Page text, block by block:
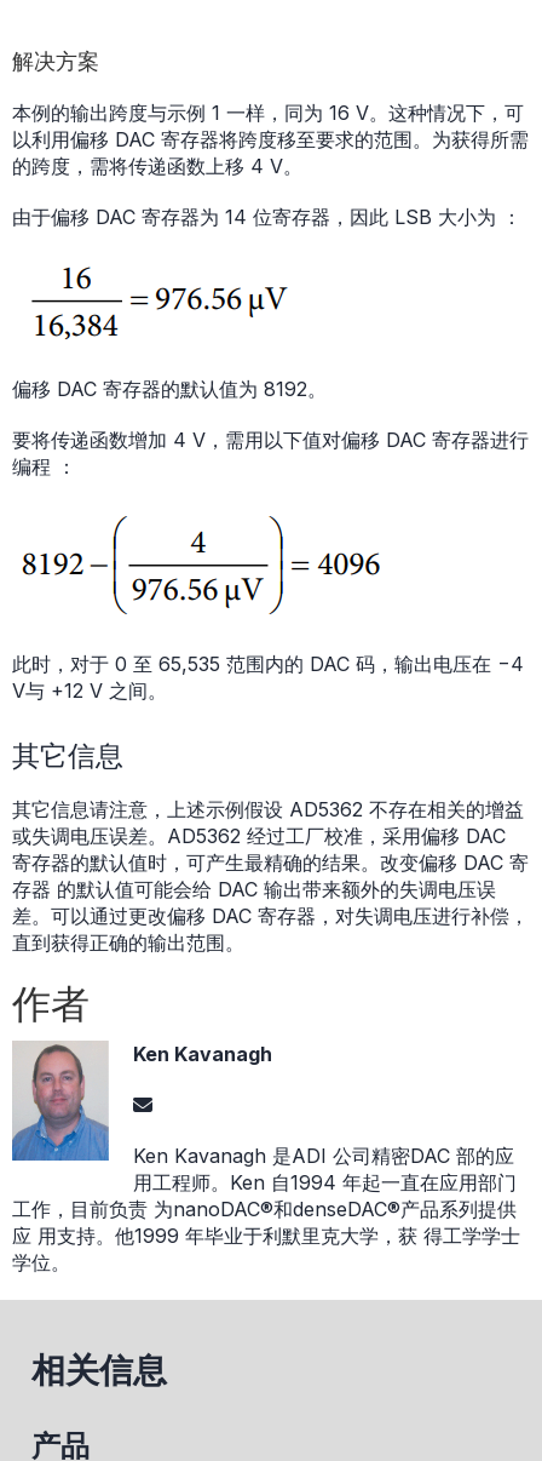
解决方案
本例的输出跨度与示例 1 一样，同为 16 V。这种情况下，可
以利用偏移 DAC 寄存器将跨度移至要求的范围。为获得所需
的跨度，需将传递函数上移 4 V。
由于偏移 DAC 寄存器为 14 位寄存器，因此 LSB 大小为 ：
偏移 DAC 寄存器的默认值为 8192。
要将传递函数增加 4 V，需用以下值对偏移 DAC 寄存器进行
编程 ：
此时，对于 0 至 65,535 范围内的 DAC 码，输出电压在 −4
V与 +12 V 之间。
其它信息
其它信息请注意，上述示例假设 AD5362 不存在相关的增益
或失调电压误差。AD5362 经过工厂校准，采用偏移 DAC
寄存器的默认值时，可产生最精确的结果。改变偏移 DAC 寄
存器 的默认值可能会给 DAC 输出带来额外的失调电压误
差。可以通过更改偏移 DAC 寄存器，对失调电压进行补偿，
直到获得正确的输出范围。
作者
Ken Kavanagh
Ken Kavanagh 是ADI 公司精密DAC 部的应
用工程师。Ken 自1994 年起一直在应用部门
工作，目前负责 为nanoDAC®和denseDAC®产品系列提供
应 用支持。他1999 年毕业于利默里克大学，获 得工学学士
学位。
相关信息
产品